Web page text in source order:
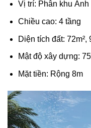
Vị trí: Phân khu
Chiều cao: 4 tầng
Diện tích đất: 72m²,
Mật độ xây dựng:
Mặt tiền: Rộng 8m